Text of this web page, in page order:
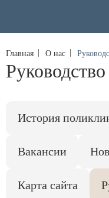
Главная О нас
Руководство
История
Вакансии
Карта сайта